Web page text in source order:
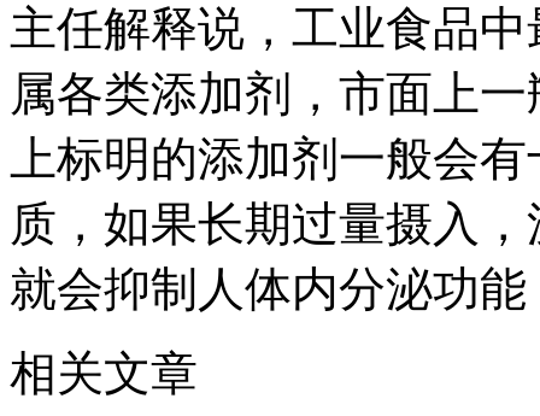
主任解释说，工业食品
属各类添加剂，市面上
上标明的添加剂一般会
质，如果长期过量摄入
就会抑制人体内分泌功
相关文章